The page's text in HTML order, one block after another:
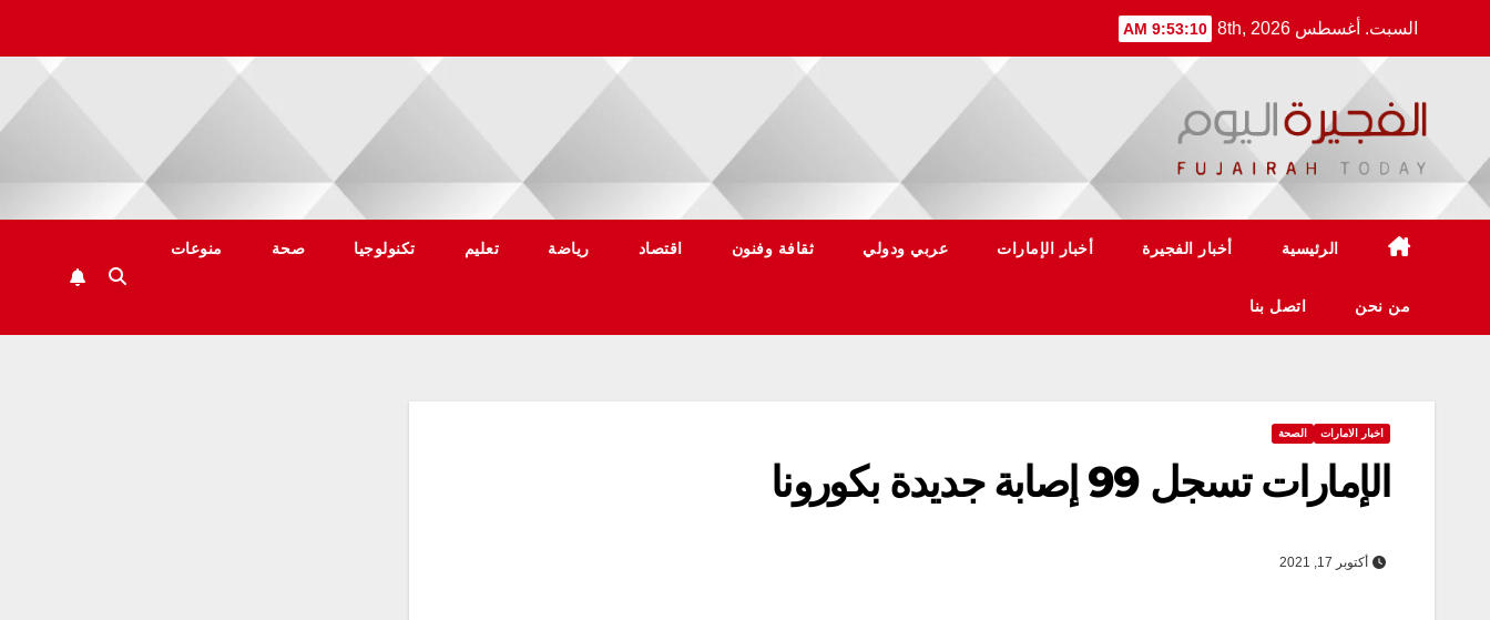
السبت. أغسطس 8th, 2026 9:53:11 AM
الرئيسية أخبار الفجيرة أخبار الإمارات عربي ودولي ثقافة وفنون اقتصاد رياضة تعليم تكنولوجيا صحة منوعات
من نحن اتصل بنا
اخبار الامارات الصحة
الإمارات تسجل 99 إصابة جديدة بكورونا
أكتوبر 17, 2021